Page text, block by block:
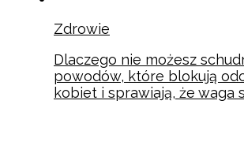
Zdrowie
Dlaczego nie możesz
powodów, które blokują
kobiet i sprawiają, że waga